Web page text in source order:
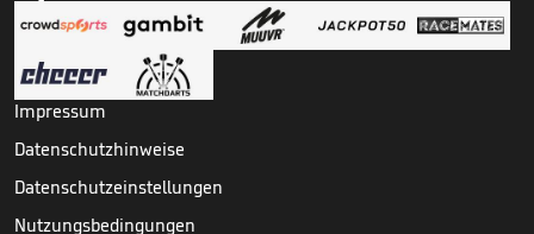
Impressum
Datenschutzhinweise
Datenschutzeinstellungen
Nutzungsbedingungen